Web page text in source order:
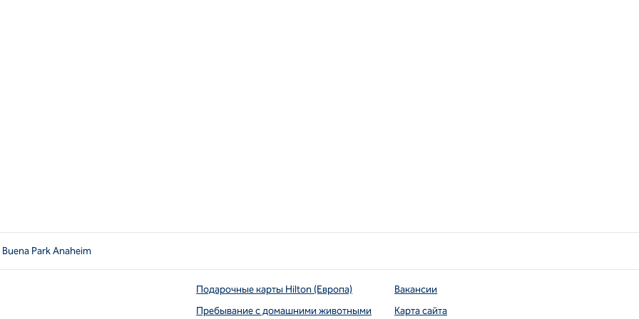
Park Anaheim
Подарочные карты Hilton (Европа)
Пребывание с домашними животными
Вакансии
Карта сайта